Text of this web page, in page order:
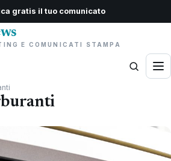
gratis il tuo comunicato
E COMUNICATI STAMPA